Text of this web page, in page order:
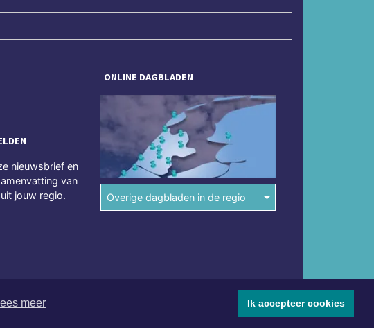
meer Ik accepteer cookies
nieuwsbrief en
van
jouw regio.
ONLINE DAGBLADEN
Overige dagbladen in de regio
Algemene voorwaarden Privacy Statement